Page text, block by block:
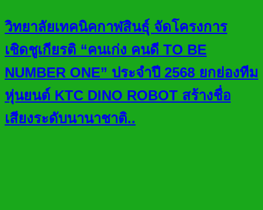
วิทยาลัยเทคนิคกาฬสินธุ์ จัดโครงการ
เชิดชูเกียรติ “คนเก่ง คนดี TO BE
NUMBER ONE” ประจำปี 2568 ยกย่องทีม
หุ่นยนต์ KTC DINO ROBOT สร้างชื่อ
เสียงระดับนานาชาติ..